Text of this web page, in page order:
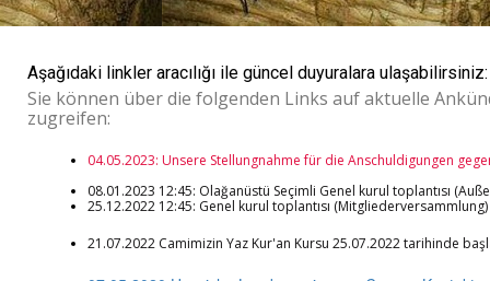
Aşağıdaki linkler aracılığı ile güncel duyuralara ulaşabilirsiniz:
Sie können über die folgenden Links auf aktuelle
zugreifen:
04.05.2023: Unsere Stellungnahme für die Anschuldigungen
08.01.2023 12:45: Olağanüstü Seçimli Genel kurul toplantısı
25.12.2022 12:45: Genel kurul toplantısı (Mitgliederversammlung)
21.07.2022 Camimizin Yaz Kur'an Kursu 25.07.2022 tarihinde